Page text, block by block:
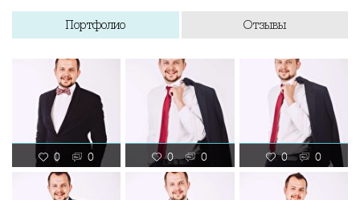
Портфолио Отзывы
0 0 0 0 0 0